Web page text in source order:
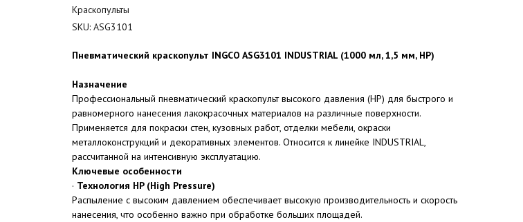
Краскопульты
SKU: ASG3101
Пневматический краскопульт INGCO ASG3101 INDUSTRIAL (1000 мл, 1,5 мм, HP)
Назначение
Профессиональный пневматический краскопульт высокого давления (HP) для быстрого и
равномерного нанесения лакокрасочных материалов на различные поверхности.
Применяется для покраски стен, кузовных работ, отделки мебели, окраски
металлоконструкций и декоративных элементов. Относится к линейке INDUSTRIAL,
рассчитанной на интенсивную эксплуатацию.
Ключевые особенности
· Технология HP (High Pressure)
Распыление с высоким давлением обеспечивает высокую производительность и скорость
нанесения, что особенно важно при обработке больших площадей.